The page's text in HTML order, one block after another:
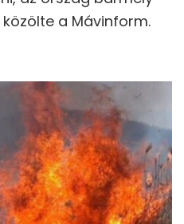
a Mávinform.